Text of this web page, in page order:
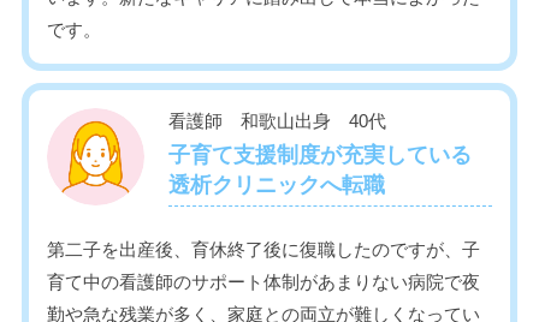
です。
看護師 和歌山出身 40代
子育て支援制度が充実している
透析クリニックへ転職
第二子を出産後、育休終了後に復職したのですが、子
育て中の看護師のサポート体制があまりない病院で夜
勤や急な残業が多く、家庭との両立が難しくなってい